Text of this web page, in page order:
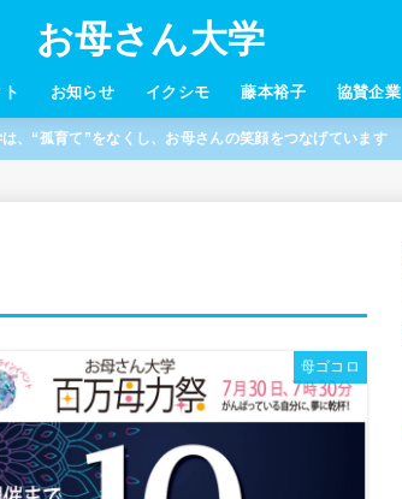
お母さん大学
お知らせ イクシモ 藤本裕子 協賛企業
、“孤育て”をなくし、お母さんの笑顔をつなげています
母ゴコロ